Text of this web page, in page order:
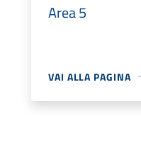
Area 5
VAI ALLA PAGINA